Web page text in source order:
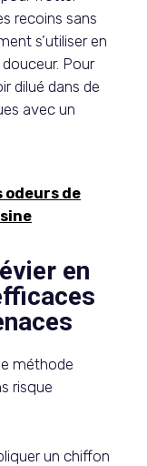
recoins sans
s’utiliser en
Pour
dilué dans de
avec un
odeurs de
en
méthode
risque
un chiffon